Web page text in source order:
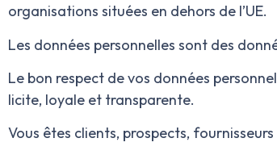
organisations situées en dehors de l’UE.
Les données personnelles sont des
Le bon respect de vos données
licite, loyale et transparente.
Vous êtes clients, prospects,